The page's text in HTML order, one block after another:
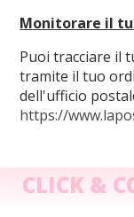
Monitorare il
Puoi tracciare il
tramite il tuo
dell'ufficio
https://
CLICK &